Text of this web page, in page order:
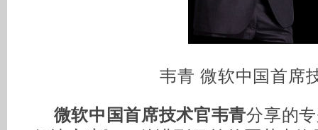
韦青 微软中国首席
微软中国首席技术官韦青分享的